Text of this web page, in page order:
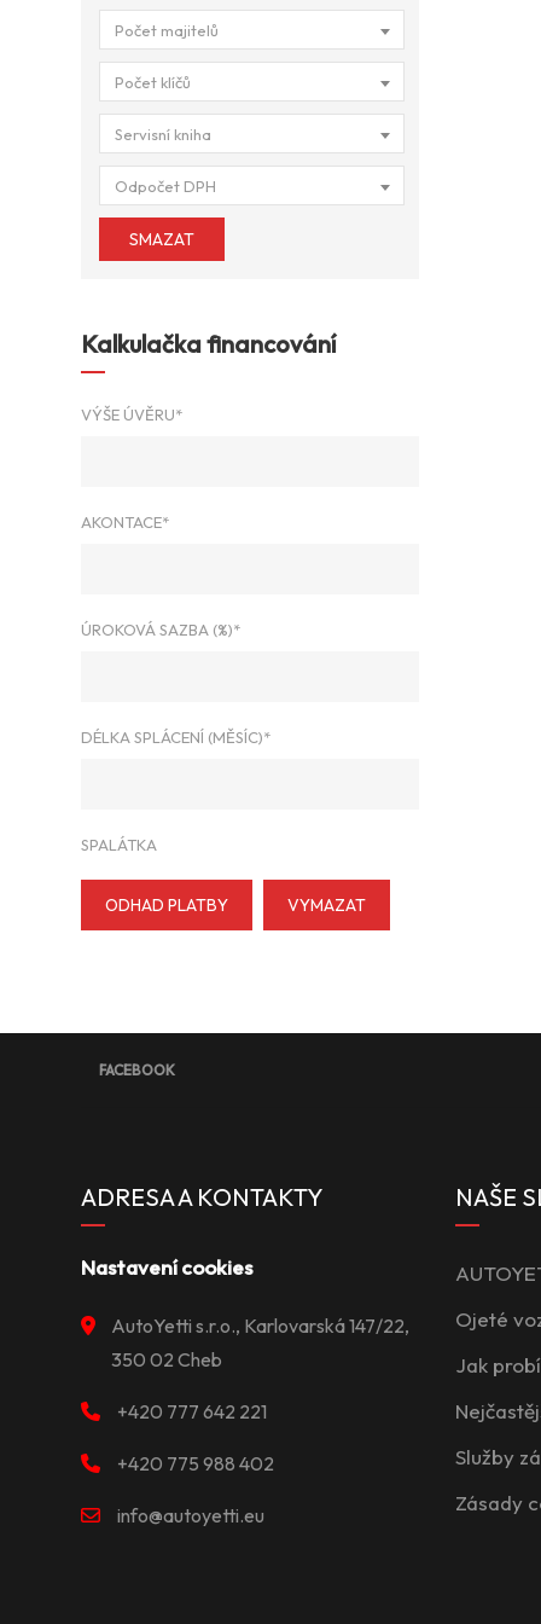
Počet majitelů
Počet klíčů
Servisní kniha
Odpočet DPH
SMAZAT
Kalkulačka financování
VÝŠE ÚVĚRU*
AKONTACE*
ÚROKOVÁ SAZBA (%)*
DÉLKA SPLÁCENÍ (MĚSÍC)*
SPALÁTKA
ODHAD PLATBY VYMAZAT
FACEBOOK
ADRESA A KONTAKTY
Nastavení cookies
AutoYetti s.r.o., Karlovarská 147/22,
350 02 Cheb
+420 777 642 221
+420 775 988 402
info@autoyetti.eu
NAŠE
Ojeté
Jak
Služby
Zásady